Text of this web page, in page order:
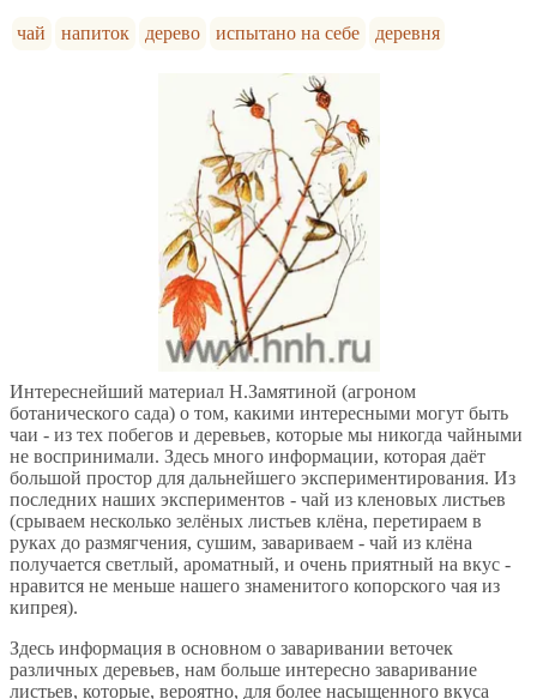
чай напиток дерево испытано на себе деревня
Интереснейший материал Н.Замятиной (агроном
ботанического сада) о том, какими интересными могут быть
чаи - из тех побегов и деревьев, которые мы никогда чайными
не воспринимали. Здесь много информации, которая даёт
большой простор для дальнейшего экспериментирования. Из
последних наших экспериментов - чай из кленовых листьев
(срываем несколько зелёных листьев клёна, перетираем в
руках до размягчения, сушим, завариваем - чай из клёна
получается светлый, ароматный, и очень приятный на вкус -
нравится не меньше нашего знаменитого копорского чая из
кипрея).
Здесь информация в основном о заваривании веточек
различных деревьев, нам больше интересно заваривание
листьев, которые, вероятно, для более насыщенного вкуса